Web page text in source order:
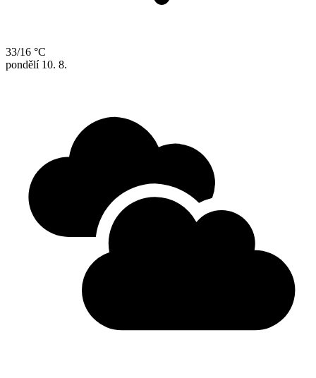
33/16 °C
pondělí 10. 8.